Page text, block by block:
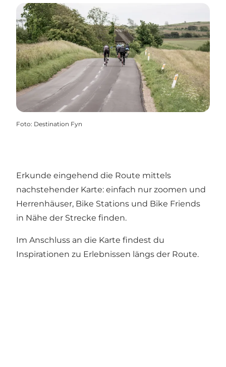
Foto: Destination Fyn
Erkunde eingehend die Route mittels
nachstehender Karte: einfach nur zoomen und
Herrenhäuser, Bike Stations und Bike Friends
in Nähe der Strecke finden.
Im Anschluss an die Karte findest du
Inspirationen zu Erlebnissen längs der Route.